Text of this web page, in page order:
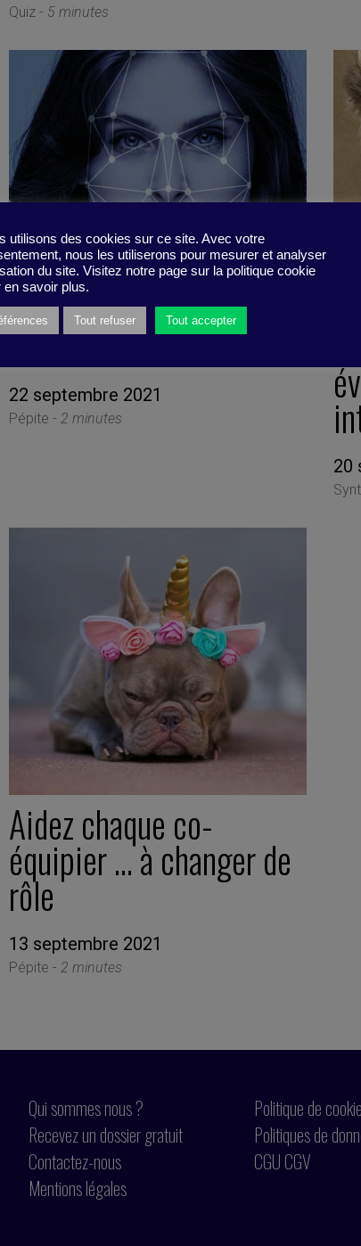
Quiz - 5 minutes
Testez-vous !
22 septembre 2021
Pépite - 2 minutes
20
Aidez chaque co-
équipier … à changer de
rôle
13 septembre 2021
Pépite - 2 minutes
Qui sommes nous ?
Recevez un dossier gratuit
Contactez-nous
Mentions légales
Politique de
Politiques de
CGU CGV
utilisons des cookies sur ce site. Avec votre
nous les utiliserons pour mesurer et analyser
du site. Visitez notre page sur la politique cookie
en savoir plus.
Tout refuser Tout accepter